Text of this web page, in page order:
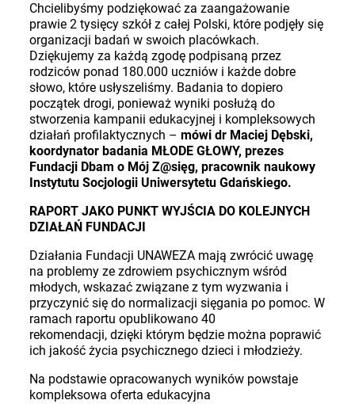
Chcielibyśmy podziękować za zaangażowanie
prawie 2 tysięcy szkół z całej Polski, które podjęły się
organizacji badań w swoich placówkach.
Dziękujemy za każdą zgodę podpisaną przez
rodziców ponad 180.000 uczniów i każde dobre
słowo, które usłyszeliśmy. Badania to dopiero
początek drogi, ponieważ wyniki posłużą do
stworzenia kampanii edukacyjnej i kompleksowych
działań profilaktycznych –mówi dr Maciej Dębski,
koordynator badania MŁODE GŁOWY, prezes
Fundacji Dbam o Mój Z@sięg, pracownik naukowy
Instytutu Socjologii Uniwersytetu Gdańskiego.
RAPORT JAKO PUNKT WYJŚCIA DO KOLEJNYCH
DZIAŁAŃ FUNDACJI
Działania Fundacji UNAWEZA mają zwrócić uwagę
na problemy ze zdrowiem psychicznym wśród
młodych, wskazać związane z tym wyzwania i
przyczynić się do normalizacji sięgania po pomoc. W
ramach raportu opublikowano 40
rekomendacji, dzięki którym będzie można poprawić
ich jakość życia psychicznego dzieci i młodzieży.
Na podstawie opracowanych wyników powstaje
kompleksowa oferta edukacyjna